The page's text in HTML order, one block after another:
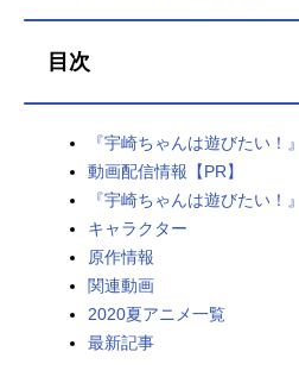
春アニメ
秋アニメ
FOLLOW
目次
『宇崎ちゃんは遊びたい！
動画配信情報【PR】
『宇崎ちゃんは遊びたい！
キャラクター
原作情報
関連動画
2020夏アニメ一覧
最新記事